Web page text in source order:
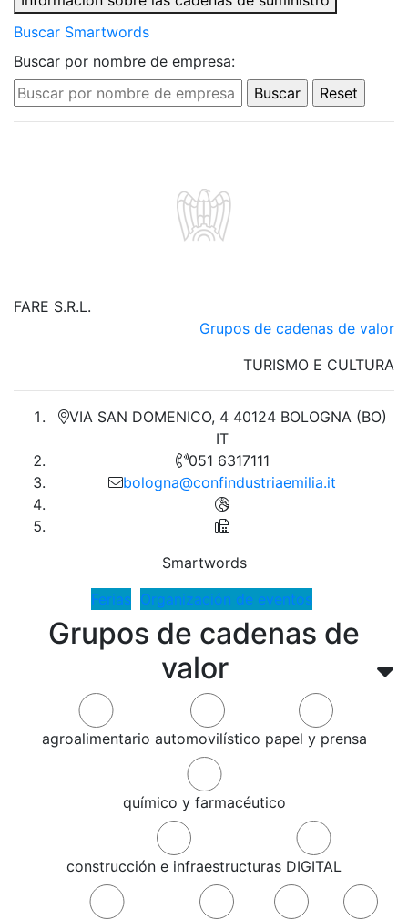
Buscar Smartwords
Buscar por nombre de empresa:
Grupos de cadenas de
valor
agroalimentario automovilístico papel y prensa
químico y farmacéutico
construcción e infraestructuras DIGITAL
FARE S.R.L.
Grupos de cadenas de valor
TURISMO E CULTURA
VIA SAN DOMENICO, 4 40124 BOLOGNA (BO)
IT
051 6317111
bologna@confindustriaemilia.it
Smartwords
Ferias Organización de eventos